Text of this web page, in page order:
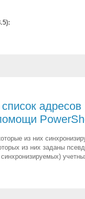
из них
из них заданы